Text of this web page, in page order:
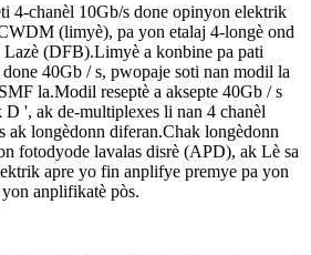
4-chanèl 10Gb/s done opinyon elektrik
(limyè), pa yon etalaj 4-longè ond
Lazè (DFB).Limyè a konbine pa pati
40Gb / s, pwopaje soti nan modil la
la.Modil reseptè a aksepte 40Gb / s
', ak de-multiplexes li nan 4 chanèl
ak longèdonn diferan.Chak longèdonn
fotodyode lavalas disrè (APD), ak Lè sa
apre yo fin anplifye premye pa yon
anplifikatè pòs.